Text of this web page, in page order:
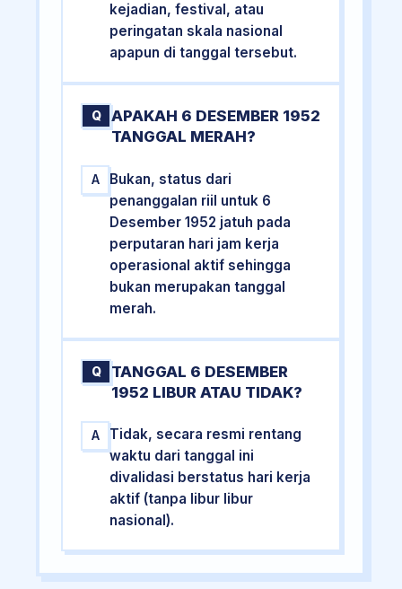
kejadian, festival, atau
peringatan skala nasional
apapun di tanggal tersebut.
Q
APAKAH 6 DESEMBER 1952
TANGGAL MERAH?
A
Bukan, status dari
penanggalan riil untuk 6
Desember 1952 jatuh pada
perputaran hari jam kerja
operasional aktif sehingga
bukan merupakan tanggal
merah.
Q
TANGGAL 6 DESEMBER
1952 LIBUR ATAU TIDAK?
A
Tidak, secara resmi rentang
waktu dari tanggal ini
divalidasi berstatus hari kerja
aktif (tanpa libur libur
nasional).